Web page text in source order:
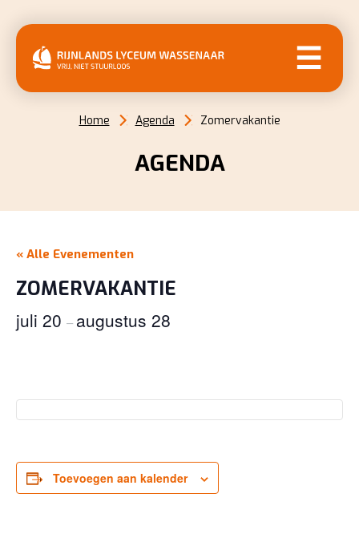
Home Agenda Zomervakantie
AGENDA
« Alle Evenementen
ZOMERVAKANTIE
juli 20 – augustus 28
Toevoegen aan kalender